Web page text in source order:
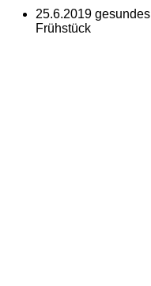
25.6.2019 gesundes
Frühstück